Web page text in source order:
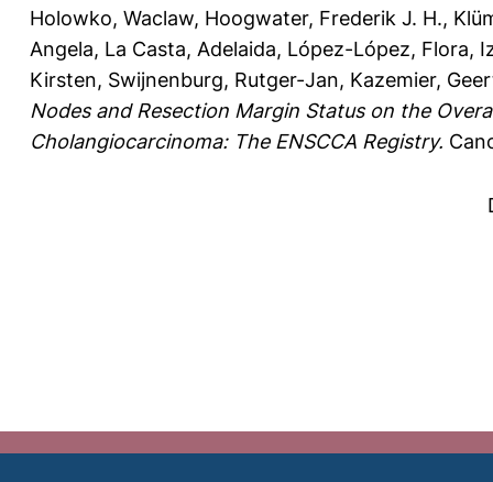
Holowko, Waclaw, Hoogwater, Frederik J. H.,
Angela, La Casta, Adelaida, López-López, Flora,
Kirsten, Swijnenburg, Rutger-Jan, Kazemier,
Nodes and Resection Margin Status on the
Cholangiocarcinoma: The ENSCCA Registry.